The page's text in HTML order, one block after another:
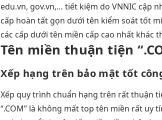
edu.vn, gov.vn,…tiết kiệm do VNNIC cập
cấp hoàn tất gọn dưới tên kiểm soát tốt
các cấp dưới tên miền cấp cao nhất khác
Tên miền thuận tiện
Xếp hạng trên bảo mật tốt
Xếp quy trình chuẩn hạng trên rất thuận
“.COM” là không mất top tên miền rất uy